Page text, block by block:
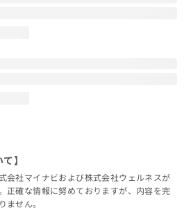
】
会社マイナビおよび株式会社ウェルネスが
正確な情報に努めておりますが、内容を完
ません。